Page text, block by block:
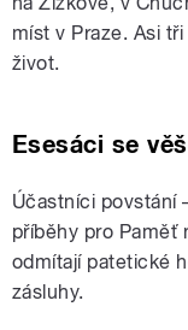
míst v Praze. Asi
život.
Esesáci se
Účastníci povstání
příběhy pro Paměť
odmítají patetické
zásluhy.